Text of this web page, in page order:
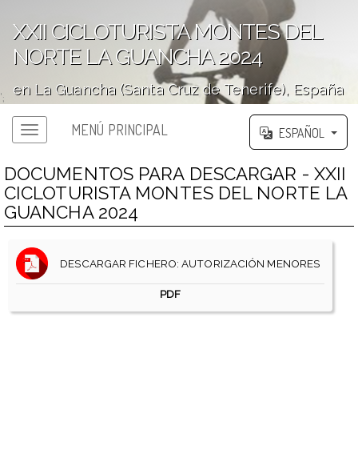
XXII CICLOTURISTA MONTES DEL
NORTE LA GUANCHA 2024
en La Guancha (Santa Cruz de Tenerife), España
';
MENÚ PRINCIPAL ESPAÑOL
DOCUMENTOS PARA DESCARGAR - XXII
CICLOTURISTA MONTES DEL NORTE LA
GUANCHA 2024
DESCARGAR FICHERO: AUTORIZACIÓN MENORES
PDF